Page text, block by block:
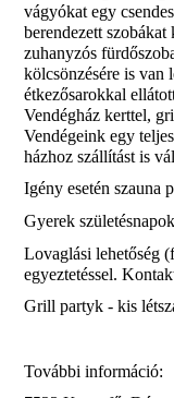
vágyókat egy
berendezett
zuhanyzós
kölcsönzésére is van
étkezősarokkal
Vendégház kerttel,
Vendégeink egy
házhoz szállítást is
Igény esetén szauna
Gyerek
Lovaglási lehetőség
egyeztetéssel.
Grill partyk - kis
További információ: